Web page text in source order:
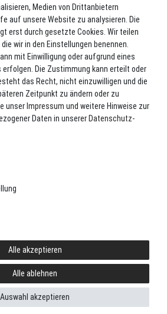
GbR. Alle Rechte vorbehalten.
Medien von Drittanbietern
auf unsere Website zu analysieren. Die
erst durch gesetzte Cookies. Wir teilen
wir in den Einstellungen benennen.
mit Einwilligung oder aufgrund eines
Die Zustimmung kann erteilt oder
das Recht, nicht einzuwilligen und die
Zeitpunkt zu ändern oder zu
unser Impressum und weitere Hinweise zur
Daten in unserer Daten­schutz­
Alle akzeptieren
Alle ablehnen
Auswahl akzeptieren